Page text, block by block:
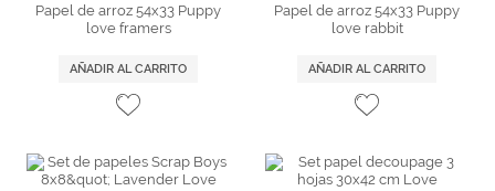
Papel de arroz 54x33 Puppy
love framers
AÑADIR AL CARRITO
Papel de arroz 54x33 Puppy
love rabbit
AÑADIR AL CARRITO